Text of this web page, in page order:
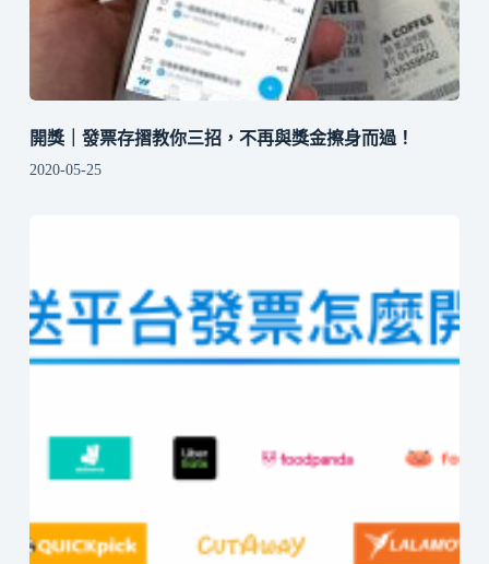
開獎｜發票存摺教你三招，不再與獎金擦身而過！
2020-05-25